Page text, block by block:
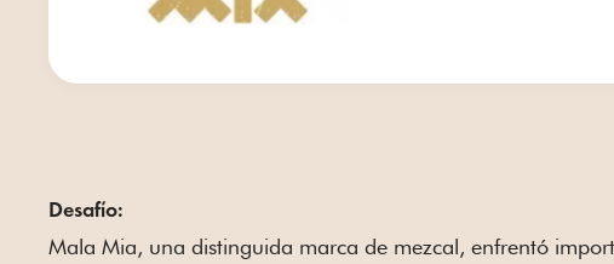
Desafío:
Mala Mia, una distinguida marca de mezcal, enfrentó